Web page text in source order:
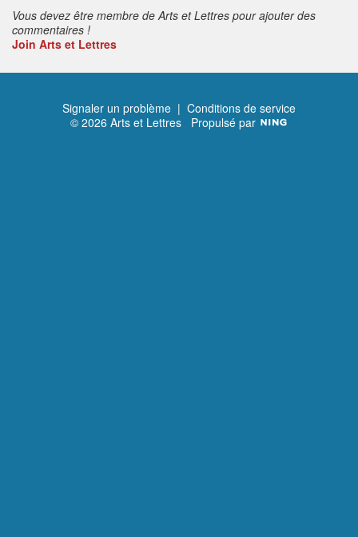
Vous devez être membre de Arts et Lettres pour ajouter des
commentaires !
Join Arts et Lettres
Signaler un problème | Conditions de service
© 2026 Arts et Lettres Propulsé par